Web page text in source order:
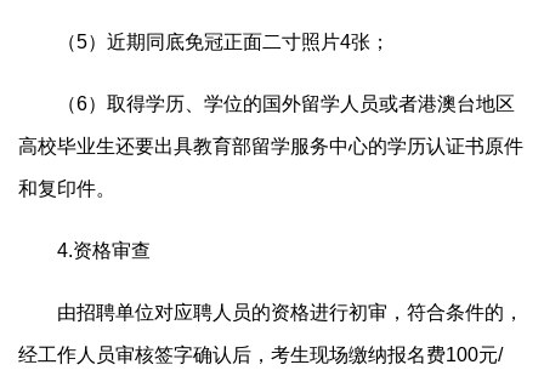
（5）近期同底免冠正面二寸照片4张；
（6）取得学历、学位的国外留学人员或者港澳台地区
高校毕业生还要出具教育部留学服务中心的学历认证书原件
和复印件。
4.资格审查
由招聘单位对应聘人员的资格进行初审，符合条件的，
经工作人员审核签字确认后，考生现场缴纳报名费100元/